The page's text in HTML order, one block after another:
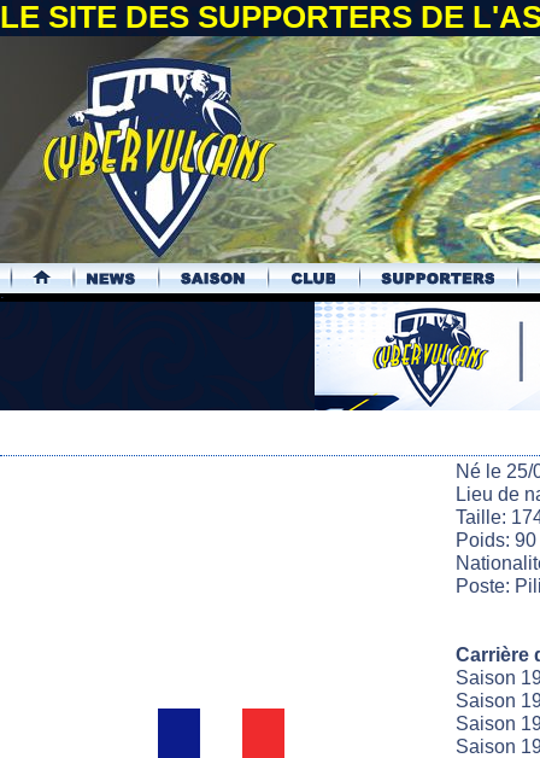
LE SITE DES SUPPORTERS DE
.
Né le 25/
Lieu de
Taille:
Poids:
Poste:
Carrière
Saison
Saison
Saison
Saison